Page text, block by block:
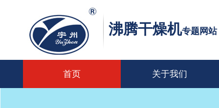
沸腾干燥机专题网站
首页 关于我们